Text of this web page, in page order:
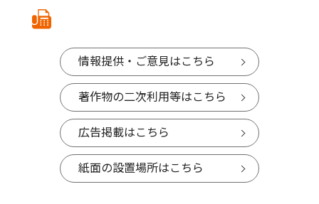
情報提供・ご意見はこちら
著作物の二次利用等はこちら
広告掲載はこちら
紙面の設置場所はこちら